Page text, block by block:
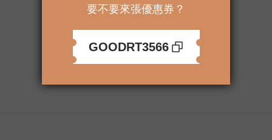
Additional details